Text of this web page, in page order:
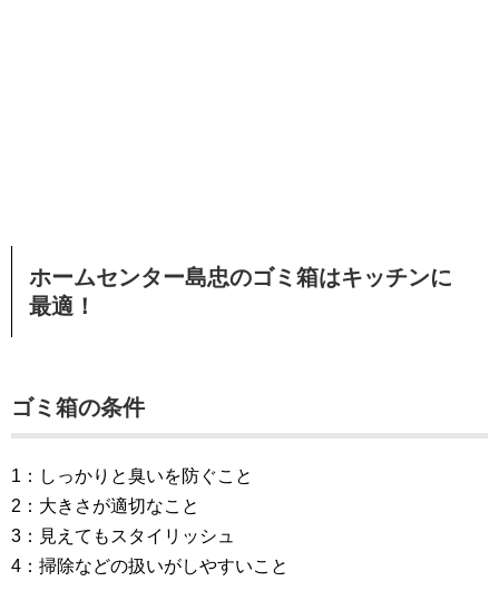
ホームセンター島忠のゴミ箱はキッチンに
最適！
ゴミ箱の条件
1：しっかりと臭いを防ぐこと
2：大きさが適切なこと
3：見えてもスタイリッシュ
4：掃除などの扱いがしやすいこと